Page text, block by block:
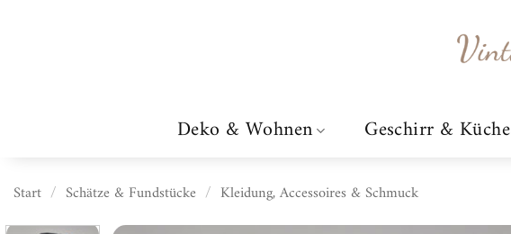
Deko & Wohnen Geschirr & Küche
Start / Schätze & Fundstücke / Kleidung, Accessoires & Schmuck